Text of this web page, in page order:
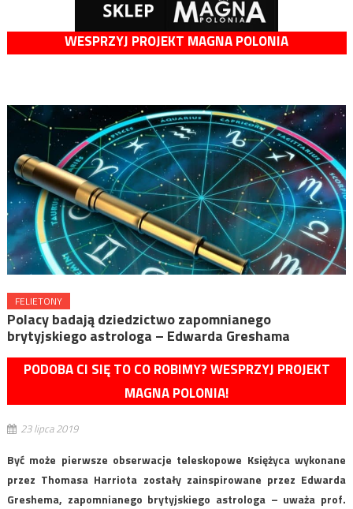
WESPRZYJ PROJEKT MAGNA POLONIA
FELIETONY
Polacy badają dziedzictwo zapomnianego
brytyjskiego astrologa – Edwarda Greshama
PODOBA CI SIĘ TO CO ROBIMY? WESPRZYJ PROJEKT
MAGNA POLONIA!
23 lipca 2019
Być może pierwsze obserwacje teleskopowe Księżyca wykonane
przez Thomasa Harriota zostały zainspirowane przez Edwarda
Greshema, zapomnianego brytyjskiego astrologa – uważa prof.